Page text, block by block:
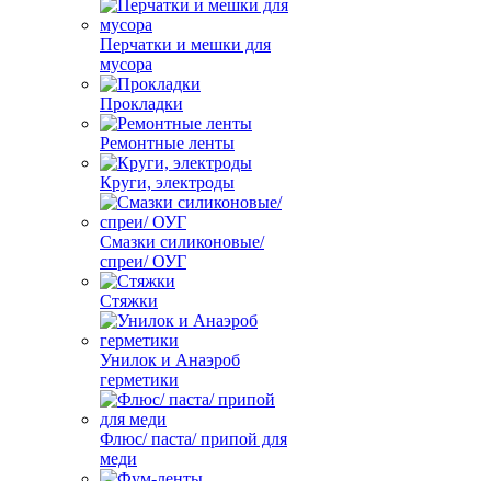
Перчатки и мешки для
мусора
Прокладки
Ремонтные ленты
Круги, электроды
Смазки силиконовые/
спреи/ ОУГ
Стяжки
Унилок и Анаэроб
герметики
Флюс/ паста/ припой для
меди